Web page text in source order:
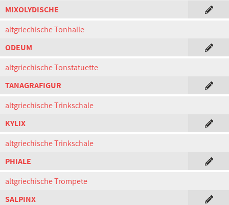
MIXOLYDISCHE
altgriechische Tonhalle
ODEUM
altgriechische Tonstatuette
TANAGRAFIGUR
altgriechische Trinkschale
KYLIX
altgriechische Trinkschale
PHIALE
altgriechische Trompete
SALPINX